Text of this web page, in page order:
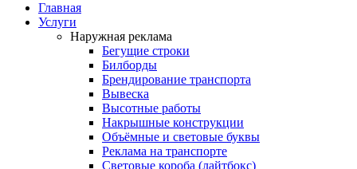
Главная
Услуги
Наружная реклама
Бегущие строки
Билборды
Брендирование транспорта
Вывеска
Высотные работы
Накрышные конструкции
Объёмные и световые буквы
Реклама на транспорте
Световые короба (лайтбокс)